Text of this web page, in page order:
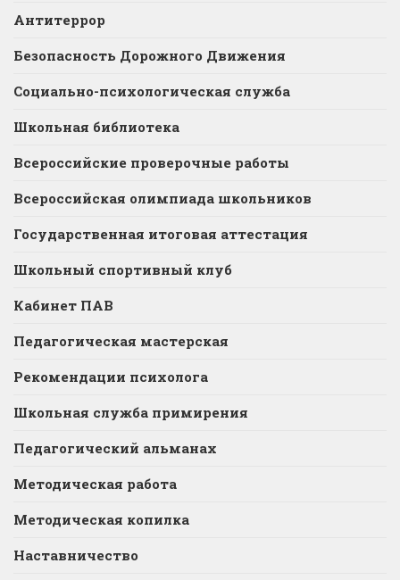
Антитеррор
Безопасность Дорожного Движения
Социально-психологическая служба
Школьная библиотека
Всероссийские проверочные работы
Всероссийская олимпиада школьников
Государственная итоговая аттестация
Школьный спортивный клуб
Кабинет ПАВ
Педагогическая мастерская
Рекомендации психолога
Школьная служба примирения
Педагогический альманах
Методическая работа
Методическая копилка
Наставничество